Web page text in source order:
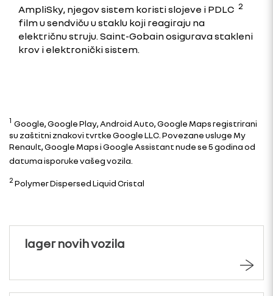
AmpliSky, njegov sistem koristi slojeve i PDLC 2
film u sendviču u staklu koji reagiraju na
električnu struju. Saint-Gobain osigurava stakleni
krov i elektronički sistem.
1 Google, Google Play, Android Auto, Google Maps registrirani
su zaštitni znakovi tvrtke Google LLC. Povezane usluge My
Renault, Google Maps i Google Assistant nude se 5 godina od
datuma isporuke vašeg vozila.
2 Polymer Dispersed Liquid Cristal
lager novih vozila